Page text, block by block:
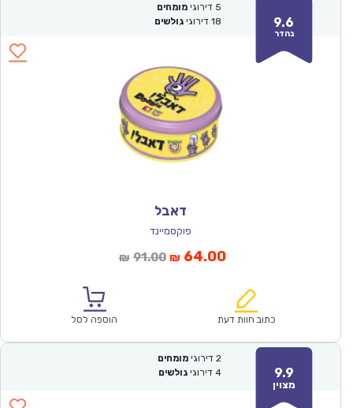
9.6
נהדר
5 דירוגי מומחים
18 דירוגי גולשים
דאבל
פוקסמיינד
₪ 91.00המחיר
₪91.00.
₪ 64.00המחיר
הוא:
כתוב חוות דעת הוספה לסל
9.9
מצוין
2 דירוגי מומחים
4 דירוגי גולשים